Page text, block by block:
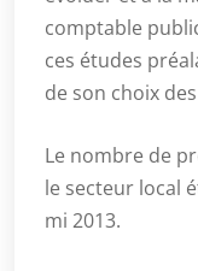
comptable
ces études
de son choix
Le nombre de
le secteur local
mi 2013.